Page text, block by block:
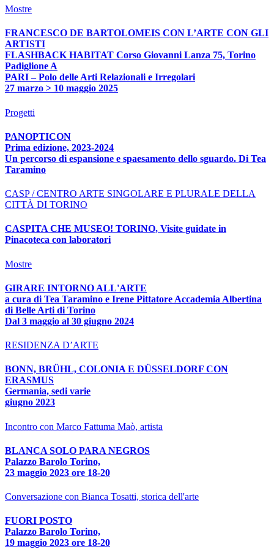
Mostre
FRANCESCO DE BARTOLOMEIS CON L’ARTE CON GLI
ARTISTI
FLASHBACK HABITAT Corso Giovanni Lanza 75, Torino
Padiglione A
PARI – Polo delle Arti Relazionali e Irregolari
27 marzo > 10 maggio 2025
Progetti
PANOPTICON
Prima edizione, 2023-2024
Un percorso di espansione e spaesamento dello sguardo. Di Tea
Taramino
CASP / CENTRO ARTE SINGOLARE E PLURALE DELLA
CITTÀ DI TORINO
CASPITA CHE MUSEO! TORINO, Visite guidate in
Pinacoteca con laboratori
Mostre
GIRARE INTORNO ALL'ARTE
a cura di Tea Taramino e Irene Pittatore Accademia Albertina
di Belle Arti di Torino
Dal 3 maggio al 30 giugno 2024
RESIDENZA D’ARTE
BONN, BRÜHL, COLONIA E DÜSSELDORF CON
ERASMUS
Germania, sedi varie
giugno 2023
Incontro con Marco Fattuma Maò, artista
BLANCA SOLO PARA NEGROS
Palazzo Barolo Torino,
23 maggio 2023 ore 18-20
Conversazione con Bianca Tosatti, storica dell'arte
FUORI POSTO
Palazzo Barolo Torino,
19 maggio 2023 ore 18-20